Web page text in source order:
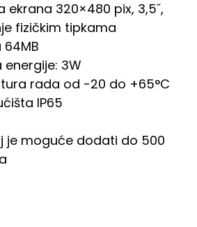
ekrana 320×480 pix, 3,5˝,
fizičkim tipkama
energije: 3W
rada od -20 do +65°C
IP65
je moguće dodati do 500